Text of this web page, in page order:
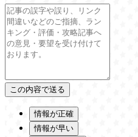
情報が正確
情報が早い